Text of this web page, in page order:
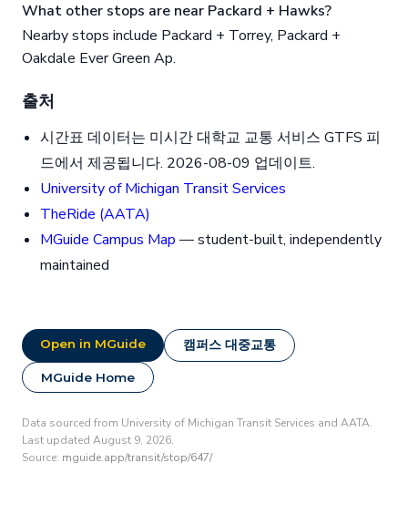
What other stops are near Packard + Hawks?
Nearby stops include Packard + Torrey, Packard +
Oakdale Ever Green Ap.
출처
시간표 데이터는 미시간 대학교 교통 서비스 GTFS 피
드에서 제공됩니다. 2026-08-09 업데이트.
University of Michigan Transit Services
TheRide (AATA)
MGuide Campus Map — student-built, independently
maintained
Open in MGuide 캠퍼스 대중교통
MGuide Home
Data sourced from University of Michigan Transit Services and AATA.
Last updated August 9, 2026.
Source: mguide.app/transit/stop/647/